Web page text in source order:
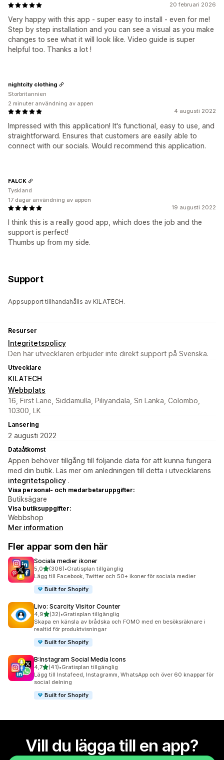
20 februari 2026
Very happy with this app - super easy to install - even for me!
Step by step installation and you can see a visual as you make
changes to see what it will look like. Video guide is super
helpful too. Thanks a lot !
4 augusti 2022
Impressed with this application! It's functional, easy to use, and
straightforward. Ensures that customers are easily able to
connect with our socials. Would recommend this application.
nightcity clothing
Storbritannien
2 minuter användning av appen
19 augusti 2022
I think this is a really good app, which does the job and the
support is perfect!
Thumbs up from my side.
FALCK
Tyskland
17 dagar användning av appen
Support
Appsupport tillhandahålls av KILATECH.
Resurser
Integritetspolicy
Den här utvecklaren erbjuder inte direkt support på Svenska.
Utvecklare
KILATECH
Webbplats
16, First Lane, Siddamulla, Piliyandala, Sri Lanka, Colombo,
10300, LK
Lansering
2 augusti 2022
Dataåtkomst
Appen behöver tillgång till följande data för att kunna fungera
med din butik. Läs mer om anledningen till detta i utvecklarens
integritetspolicy .
Visa personal- och medarbetaruppgifter:
Butiksägare
Visa butiksuppgifter:
Webbshop
Mer information
Fler appar som den här
Sociala medier ikoner
5,0av 5 stjärnor
(306)
306 recensioner totalt
•Gratisplan tillgänglig
Lägg till Facebook, Twitter och 50+ ikoner för sociala medier
Built for Shopify
Livo: Scarcity Visitor Counter
4,9av 5 stjärnor
(32)
32 recensioner totalt
•Gratisplan tillgänglig
Skapa en känsla av brådska och FOMO med en besöksräknare i
realtid för produktvisningar
Built for Shopify
B:Instagram Social Media Icons
4,7av 5 stjärnor
(41)
41 recensioner totalt
•Gratisplan tillgänglig
Lägg till Instafeed, Instagramm, WhatsApp och över 60 knappar för
social delning
Built for Shopify
Vill du lägga till en app?